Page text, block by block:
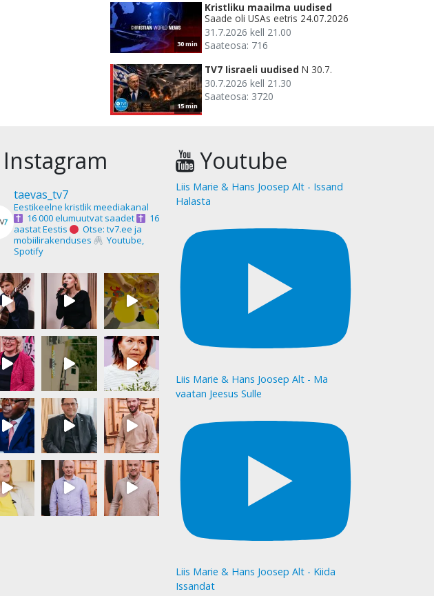
30 min
Kristliku maailma uudised
Saade oli USAs eetris 24.07.2026
31.7.2026 kell 21.00
Saateosa: 716
15 min
TV7 Iisraeli uudised N 30.7.
30.7.2026 kell 21.30
Saateosa: 3720
taevas_tv7
Eestikeelne kristlik meediakanal
16 000 elumuutvat saadet
16
aastat Eestis
Otse: tv7.ee ja
mobiilirakenduses
Youtube,
Spotify
Youtube
Liis Marie & Hans Joosep Alt - Issand
Halasta
Liis Marie & Hans Joosep Alt - Ma
vaatan Jeesus Sulle
Liis Marie & Hans Joosep Alt - Kiida
Issandat